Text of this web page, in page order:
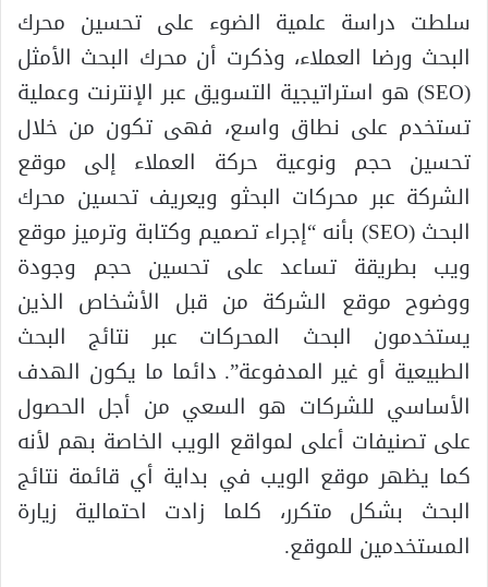
سلطت دراسة علمية الضوء على تحسين محرك
البحث ورضا العملاء، وذكرت أن محرك البحث الأمثل
(SEO) هو استراتيجية التسويق عبر الإنترنت وعملية
تستخدم على نطاق واسع، فهى تكون من خلال
تحسين حجم ونوعية حركة العملاء إلى موقع
الشركة عبر محركات البحثو ويعريف تحسين محرك
البحث (SEO) بأنه “إجراء تصميم وكتابة وترميز موقع
ويب بطريقة تساعد على تحسين حجم وجودة
ووضوح موقع الشركة من قبل الأشخاص الذين
يستخدمون البحث المحركات عبر نتائج البحث
الطبيعية أو غير المدفوعة”. دائما ما يكون الهدف
الأساسي للشركات هو السعي من أجل الحصول
على تصنيفات أعلى لمواقع الويب الخاصة بهم لأنه
كما يظهر موقع الويب في بداية أي قائمة نتائج
البحث بشكل متكرر، كلما زادت احتمالية زيارة
المستخدمين للموقع.